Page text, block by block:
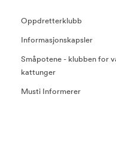
Oppdretterklubb
Informasjonskapsler
Småpotene - klubben for
kattunger
Musti Informerer